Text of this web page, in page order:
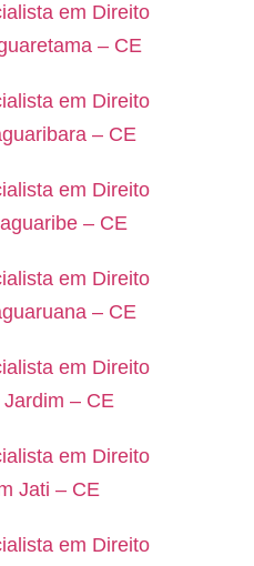
em Direito
– CE
em Direito
– CE
em Direito
– CE
em Direito
– CE
em Direito
– CE
em Direito
Jati – CE
em Direito